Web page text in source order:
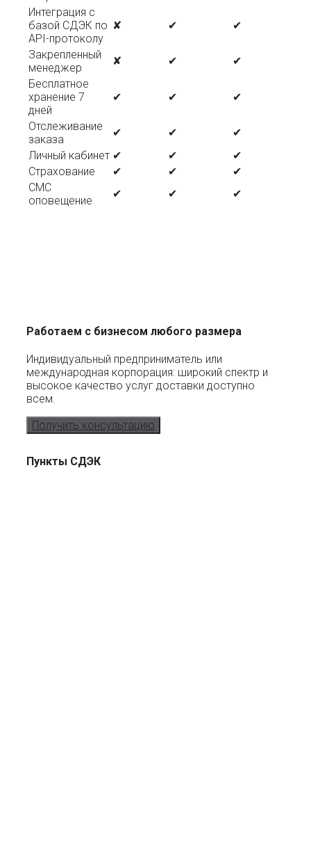
Интеграция с
базой СДЭК по
API-протоколу
✘ ✔ ✔
Закрепленный
менеджер
✘ ✔
✔
Бесплатное
хранение 7
дней
✔ ✔ ✔
Отслеживание
заказа
✔ ✔
✔
Личный кабинет ✔ ✔
✔
Страхование
✔ ✔
✔
СМС
оповещение
✔ ✔ ✔
Работаем с бизнесом любого размера
Индивидуальный предприниматель или
международная корпорация: широкий спектр и
высокое качество услуг доставки доступно
всем.
Получить консультацию
Пункты СДЭК